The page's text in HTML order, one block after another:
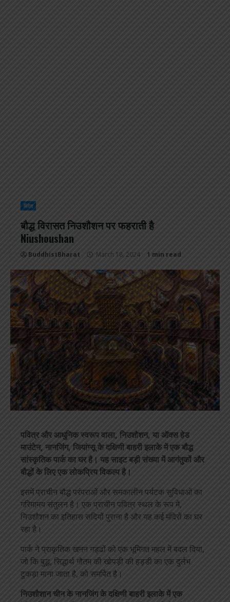
विदेश
बौद्ध विरासत निउशौशन पर फहराती है
Niushoushan
BuddhistBharat March 18, 2024 1 min read
पवित्र और आधुनिक स्वरूप वाला, निउशौशन, या ऑक्स हेड
माउंटेन, नानजिंग, जियांग्सू के दक्षिणी बाहरी इलाके में एक बौद्ध
सांस्कृतिक पार्क का घर है। यह साइट बड़ी संख्या में आगंतुकों और
बौद्धों के लिए एक लोकप्रिय विकल्प है।
इसमें प्राचीन बौद्ध परंपराओं और समकालीन पर्यटक सुविधाओं का
गरिमामय संतुलन है। एक प्राचीन पवित्र स्थल के रूप में,
निउशौशन का इतिहास सदियों पुराना है और यह कई मंदिरों का घर
रहा है।
पार्क ने प्राकृतिक खनन गड्ढों को एक भूमिगत महल में बदल दिया,
जो कि बुद्ध, सिद्धार्थ गौतम की खोपड़ी की हड्डी का एक दुर्लभ
टुकड़ा माना जाता है, को समर्पित है।
निउशौशान चीन के नानजिंग के दक्षिणी बाहरी इलाके में एक